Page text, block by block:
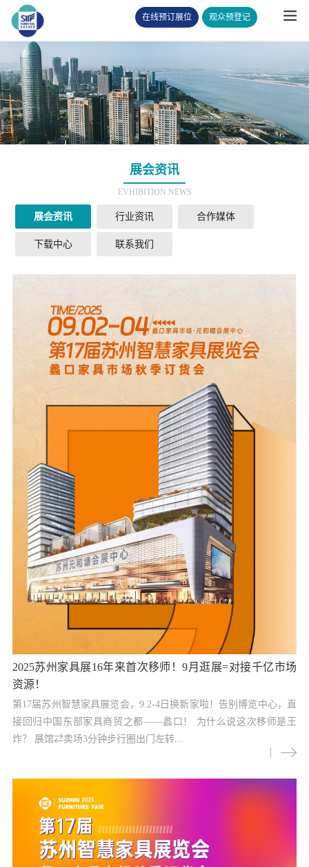
观众预登记
在线预订展位
展会资讯
EVHIBITION NEWS
展会资讯 行业资讯 合作媒体
下载中心 联系我们
2025苏州家具展16年来首次移师！9月逛展=对接千亿市场
资源！
第17届苏州智慧家具展览会，9.2-4日换新家啦！告别博览中心，直
接回归中国东部家具商贸之都——蠡口！ 为什么说这次移师是王
炸？ 展馆⇄卖场3分钟步行圈出门左转...